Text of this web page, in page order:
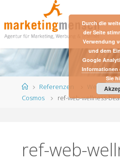
content
HomeReferenzen
Webseite
Cosmos
ref-web-wellness-
ref-web-
Durch die
der Seite
Verwendung
und dem
Google
Informationen
Sie